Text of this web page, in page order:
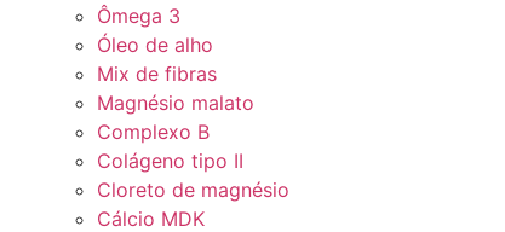
Ômega 3
Óleo de alho
Mix de fibras
Magnésio malato
Complexo B
Colágeno tipo II
Cloreto de magnésio
Cálcio MDK